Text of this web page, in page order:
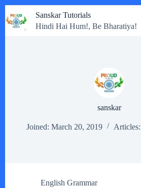
to
content
Sanskar Tutorials
Hindi Hai Hum!, Be Bharatiya!
sanskar
Joined: March 20, 2019
English Grammar